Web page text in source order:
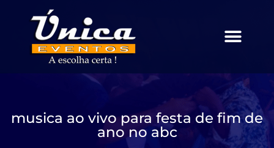
musica ao vivo para festa de fim de
ano no abc